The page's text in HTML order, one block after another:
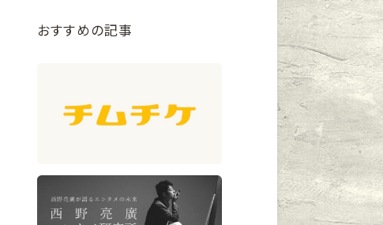
おすすめの記事